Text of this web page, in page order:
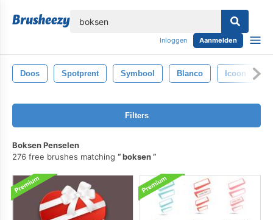
Inloggen Aanmelden
Doos Spotprent Symbool Blanco Icoon
Filters
Boksen Penselen
276 free brushes matching
boksen